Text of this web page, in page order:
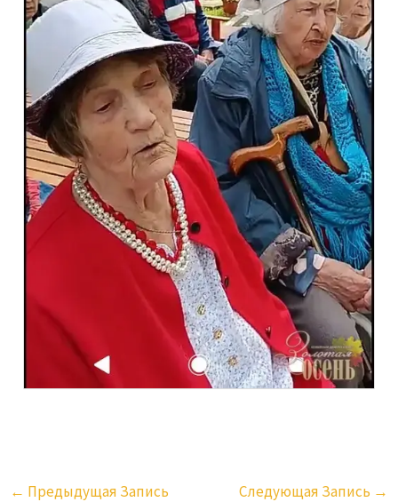
← Предыдущая Запись Следующая Запись →